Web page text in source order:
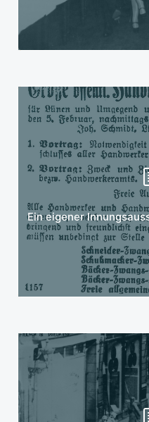
Ein eigener
Mehr